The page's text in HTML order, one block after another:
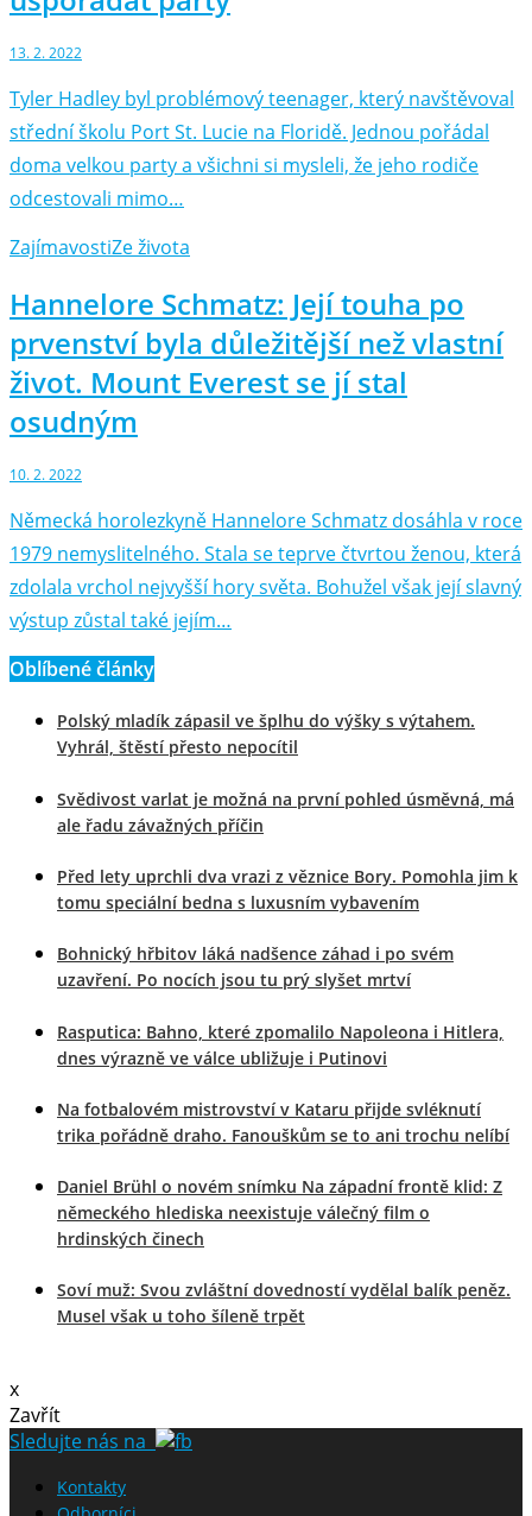
13. 2. 2022
Tyler Hadley byl problémový teenager, který navštěvoval
střední školu Port St. Lucie na Floridě. Jednou pořádal
doma velkou party a všichni si mysleli, že jeho rodiče
odcestovali mimo…
ZajímavostiZe života
Hannelore Schmatz: Její touha po
prvenství byla důležitější než vlastní
život. Mount Everest se jí stal
osudným
10. 2. 2022
Německá horolezkyně Hannelore Schmatz dosáhla v roce
1979 nemyslitelného. Stala se teprve čtvrtou ženou, která
zdolala vrchol nejvyšší hory světa. Bohužel však její slavný
výstup zůstal také jejím…
Oblíbené články
Polský mladík zápasil ve šplhu do výšky s výtahem.
Vyhrál, štěstí přesto nepocítil
Svědivost varlat je možná na první pohled úsměvná, má
ale řadu závažných příčin
Před lety uprchli dva vrazi z věznice Bory. Pomohla jim k
tomu speciální bedna s luxusním vybavením
Bohnický hřbitov láká nadšence záhad i po svém
uzavření. Po nocích jsou tu prý slyšet mrtví
Rasputica: Bahno, které zpomalilo Napoleona i Hitlera,
dnes výrazně ve válce ubližuje i Putinovi
Na fotbalovém mistrovství v Kataru přijde svléknutí
trika pořádně draho. Fanouškům se to ani trochu nelíbí
Daniel Brühl o novém snímku Na západní frontě klid: Z
německého hlediska neexistuje válečný film o
hrdinských činech
Soví muž: Svou zvláštní dovedností vydělal balík peněz.
Musel však u toho šíleně trpět
x
Zavřít
Sledujte nás na
Kontakty